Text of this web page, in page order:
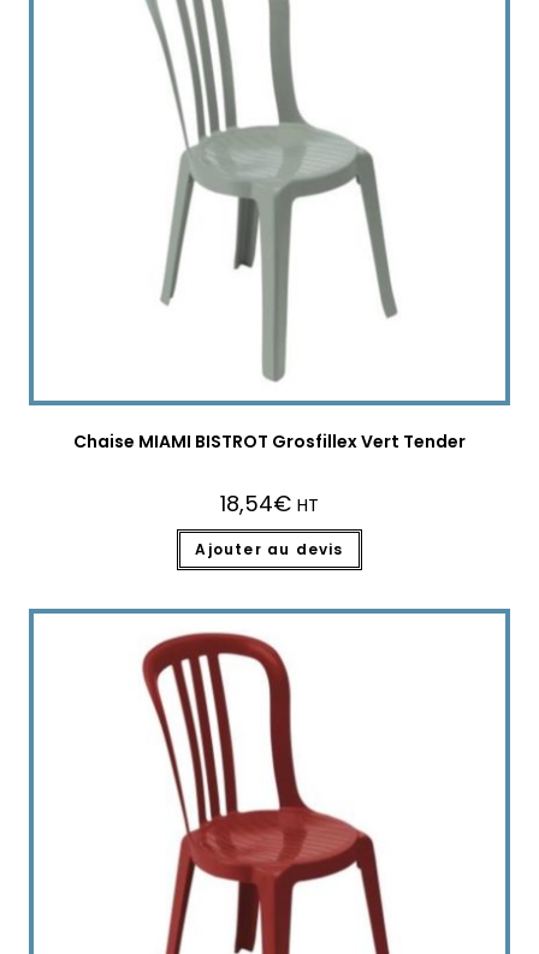
Chaise MIAMI BISTROT Grosfillex Vert Tender
18,54€ HT
Ajouter au devis